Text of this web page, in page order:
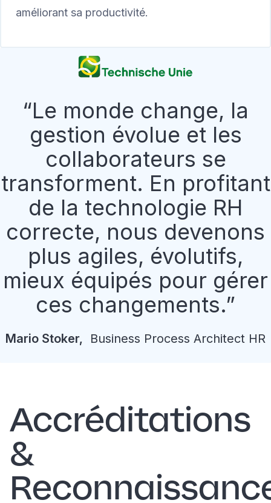
améliorant sa productivité.
Le monde change, la
gestion évolue et les
collaborateurs se
transforment. En profitant
de la technologie RH
correcte, nous devenons
plus agiles, évolutifs,
mieux équipés pour gérer
ces changements.
Mario Stoker, Business Process Architect HR
Accréditations
&